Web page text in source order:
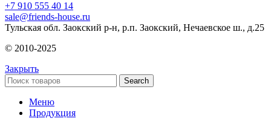
+7 910 555 40 14
sale@friends-house.ru
Тульская обл. Заокский р-н, р.п. Заокский, Нечаевское ш., д.25
© 2010-2025
Закрыть
Search
Меню
Продукция